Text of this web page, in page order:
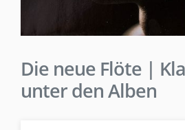
Die neue Flöte |
unter den Alben